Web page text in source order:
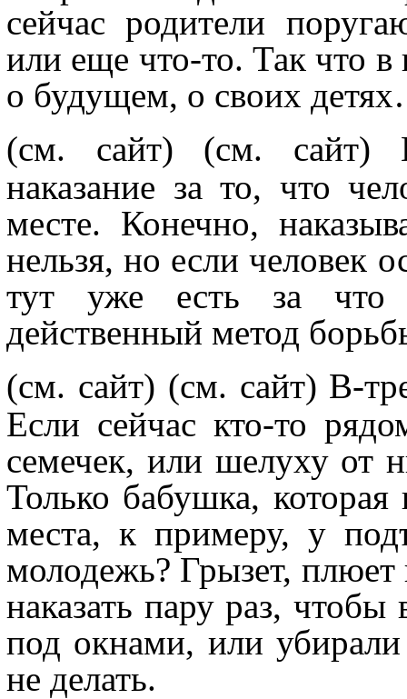
сейчас родители
или еще что-то. Так что в
о будущем, о своих
(см. сайт) (см. сайт)
наказание за то, что
месте. Конечно,
нельзя, но если человек
тут уже есть за что
действенный метод
(см. сайт) (см. сайт) В-
Если сейчас кто-то
семечек, или шелуху от
Только бабушка,
места, к примеру, у
молодежь? Грызет,
наказать пару раз,
под окнами, или
не делать.